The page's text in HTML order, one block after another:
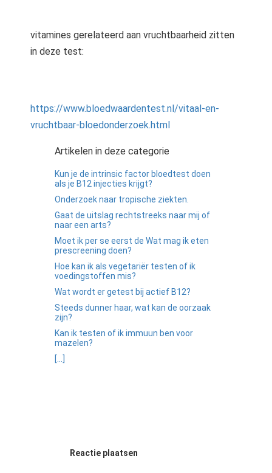
vitamines gerelateerd aan vruchtbaarheid zitten
in deze test:
https://www.bloedwaardentest.nl/vitaal-en-
vruchtbaar-bloedonderzoek.html
Artikelen in deze categorie
Kun je de intrinsic factor bloedtest doen
als je B12 injecties krijgt?
Onderzoek naar tropische ziekten.
Gaat de uitslag rechtstreeks naar mij of
naar een arts?
Moet ik per se eerst de Wat mag ik eten
prescreening doen?
Hoe kan ik als vegetariër testen of ik
voedingstoffen mis?
Wat wordt er getest bij actief B12?
Steeds dunner haar, wat kan de oorzaak
zijn?
Kan ik testen of ik immuun ben voor
mazelen?
[...]
Reactie plaatsen